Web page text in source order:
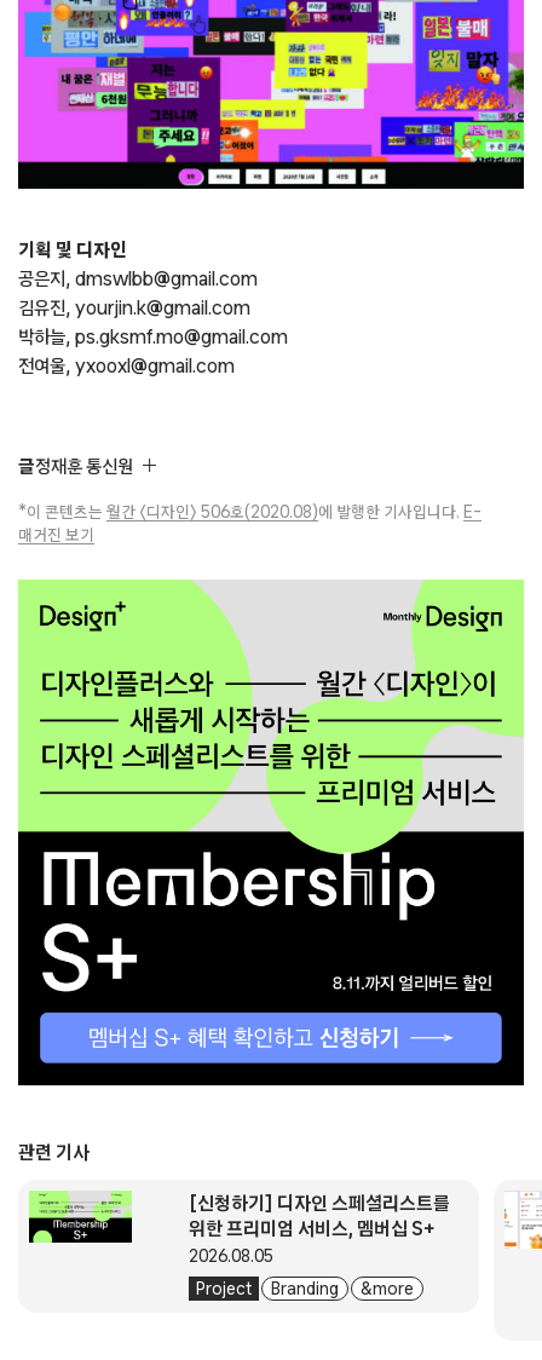
기획 및 디자인
공은지, dmswlbb@gmail.com
김유진, yourjin.k@gmail.com
박하늘, ps.gksmf.mo@gmail.com
전여울, yxooxl@gmail.com
글정재훈 통신원
*이 콘텐츠는 월간 〈디자인〉 506호(2020.08)에 발행한 기사입니다. E-
매거진 보기
관련 기사
Project Branding & more
[신청하기] 디자인 스페셜리스트를
위한 프리미엄 서비스, 멤버십 S+
2026.08.05